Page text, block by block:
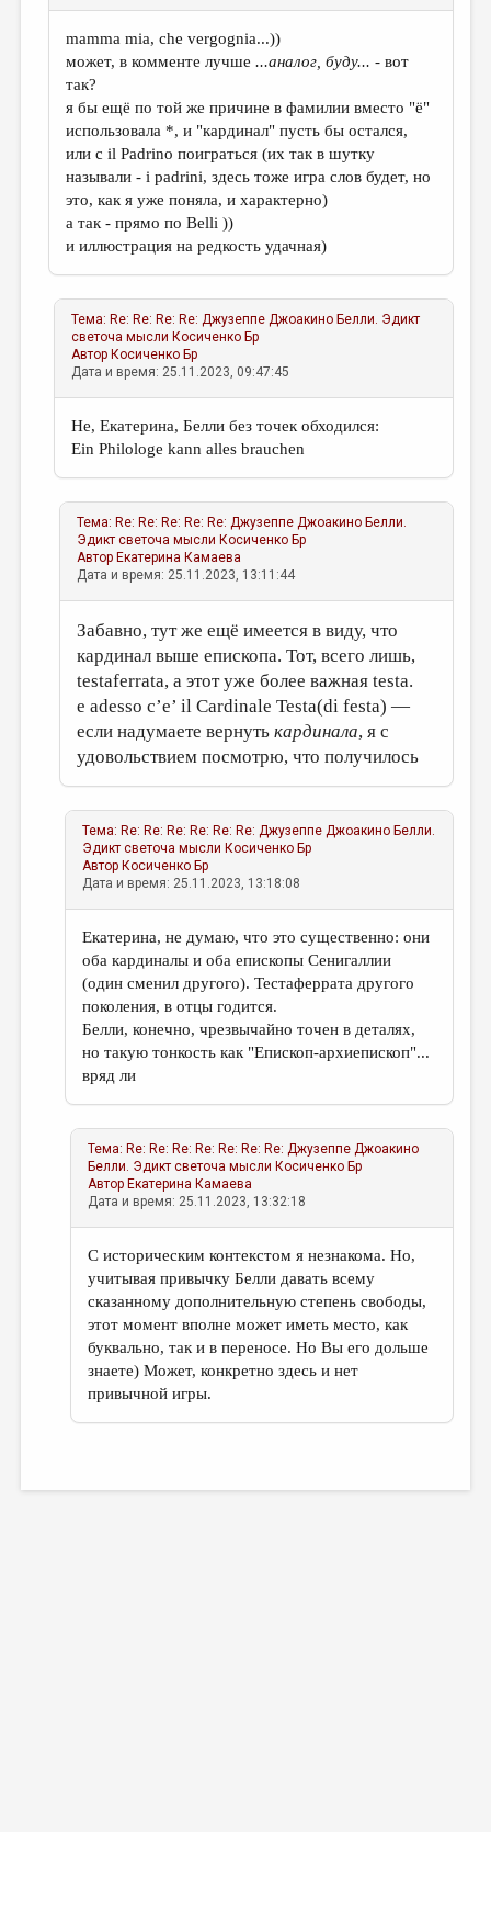
mamma mia, che vergognia...))
может, в комменте лучше...аналог, буду... - вот
так?
я бы ещё по той же причине в фамилии вместо "ё"
использовала *, и "кардинал" пусть бы осталcя,
или с il Padrino поиграться (их так в шутку
называли - i padrini, здесь тоже игра слов будет, но
это, как я уже поняла, и характерно)
а так - прямо по Belli ))
и иллюстрация на редкость удачная)
Тема: Re: Re: Re: Re: Джузеппе Джоакино Белли. Эдикт
светоча мысли Косиченко Бр
Автор Косиченко Бр
Дата и время: 25.11.2023, 09:47:45
Не, Екатерина, Белли без точек обходился:
Ein Philologe kann alles brauchen
Тема: Re: Re: Re: Re: Re: Джузеппе Джоакино Белли.
Эдикт светоча мысли Косиченко Бр
Автор Екатерина Камаева
Дата и время: 25.11.2023, 13:11:44
Забавно, тут же ещё имеется в виду, что
кардинал выше епископа. Тот, всего лишь,
testaferrata, а этот уже более важная testa.
e adesso c’e’ il Cardinale Testa(di festa) —
если надумаете вернутькардинала, я с
удовольствием посмотрю, что получилось
Тема: Re: Re: Re: Re: Re: Re: Джузеппе Джоакино Белли.
Эдикт светоча мысли Косиченко Бр
Автор Косиченко Бр
Дата и время: 25.11.2023, 13:18:08
Екатерина, не думаю, что это существенно: они
оба кардиналы и оба епископы Сенигаллии
(один сменил другого). Тестаферрата другого
поколения, в отцы годится.
Белли, конечно, чрезвычайно точен в деталях,
но такую тонкость как "Епископ-архиепископ"...
вряд ли
Тема: Re: Re: Re: Re: Re: Re: Re: Джузеппе Джоакино
Белли. Эдикт светоча мысли Косиченко Бр
Автор Екатерина Камаева
Дата и время: 25.11.2023, 13:32:18
С историческим контекстом я незнакома. Но,
учитывая привычку Белли давать всему
сказанному дополнительную степень свободы,
этот момент вполне может иметь место, как
буквально, так и в переносе. Но Вы его дольше
знаете) Может, конкретно здесь и нет
привычной игры.